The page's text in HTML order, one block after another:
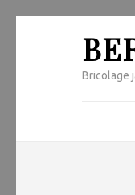
Bricolage